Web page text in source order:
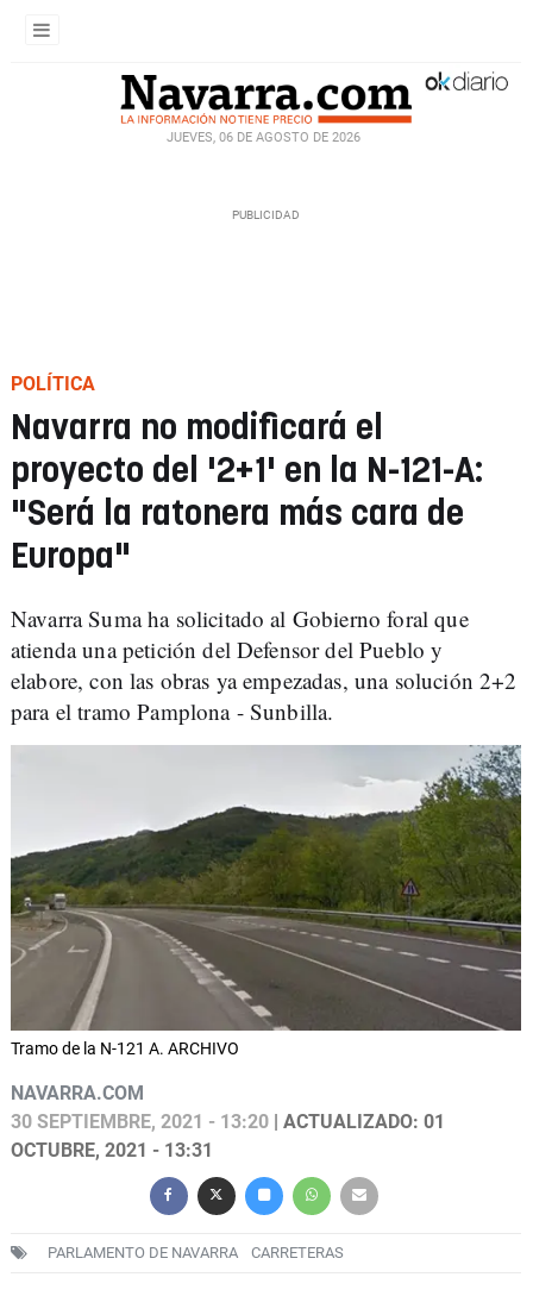
JUEVES, 06 DE AGOSTO DE 2026
POLÍTICA
Navarra no modificará el
proyecto del '2+1' en la N-121-A:
"Será la ratonera más cara de
Europa"
Navarra Suma ha solicitado al Gobierno foral que
atienda una petición del Defensor del Pueblo y
elabore, con las obras ya empezadas, una solución 2+2
para el tramo Pamplona - Sunbilla.
Tramo de la N-121 A. ARCHIVO
NAVARRA.COM
30 SEPTIEMBRE, 2021 - 13:20 | ACTUALIZADO: 01
OCTUBRE, 2021 - 13:31
PARLAMENTO DE NAVARRA CARRETERAS